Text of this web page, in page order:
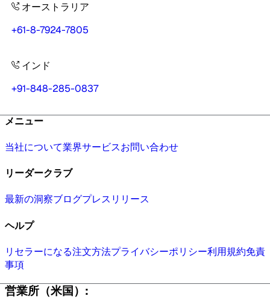
オーストラリア
+61-8-7924-7805
インド
+91-848-285-0837
メニュー
当社について業界サービスお問い合わせ
リーダークラブ
最新の洞察ブログプレスリリース
ヘルプ
リセラーになる注文方法プライバシーポリシー利用規約免責
事項
営業所（米国）: